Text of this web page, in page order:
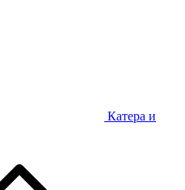
Катера и